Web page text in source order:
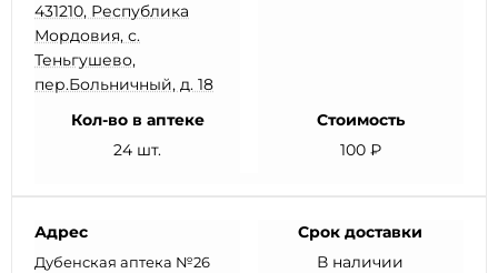
431210, Республика
Мордовия, с.
Теньгушево,
пер.Больничный, д. 18
Кол-во в аптеке
24 шт.
Стоимость
100 ₽
Адрес
Дубенская аптека №26
Срок доставки
В наличии